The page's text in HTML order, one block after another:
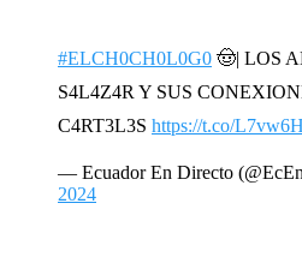
#ELCH0CH0L0G0 🤠| LOS
S4L4Z4R Y SUS
C4RT3L3S https://t.co/
— Ecuador En Directo
2024